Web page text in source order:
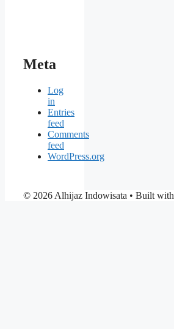
Meta
Log
in
Entries
feed
Comments
feed
WordPress.org
© 2026 Alhijaz Indowisata • Built with